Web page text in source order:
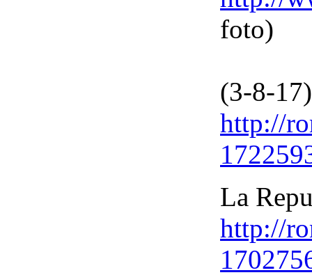
foto)
(3-8-17)
http://
La
http://